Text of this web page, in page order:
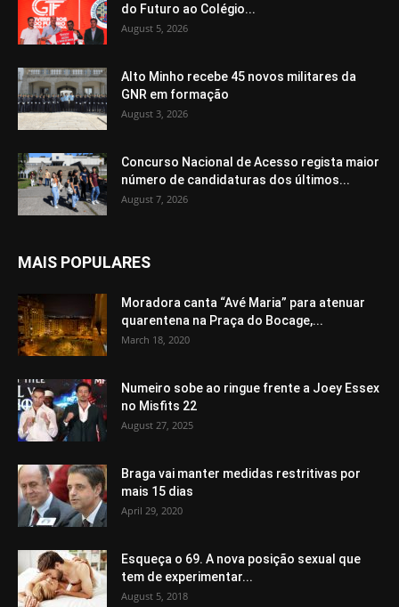
do Futuro ao Colégio...
August 5, 2026
Alto Minho recebe 45 novos militares da
GNR em formação
August 3, 2026
Concurso Nacional de Acesso regista maior
número de candidaturas dos últimos...
August 7, 2026
MAIS POPULARES
Moradora canta “Avé Maria” para atenuar
quarentena na Praça do Bocage,...
March 18, 2020
Numeiro sobe ao ringue frente a Joey Essex
no Misfits 22
August 27, 2025
Braga vai manter medidas restritivas por
mais 15 dias
April 29, 2020
Esqueça o 69. A nova posição sexual que
tem de experimentar...
August 5, 2018